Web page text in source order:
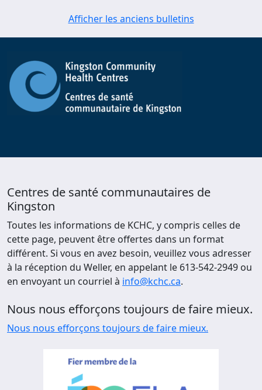
Afficher les anciens bulletins
Centres de santé communautaires de
Kingston
Toutes les informations de KCHC, y compris celles de
cette page, peuvent être offertes dans un format
différent. Si vous en avez besoin, veuillez vous adresser
à la réception du Weller, en appelant le 613-542-2949 ou
en envoyant un courriel à info@kchc.ca.
Nous nous efforçons toujours de faire mieux.
Nous nous efforçons toujours de faire mieux.